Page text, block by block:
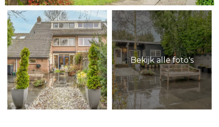
Bekijk alle foto's